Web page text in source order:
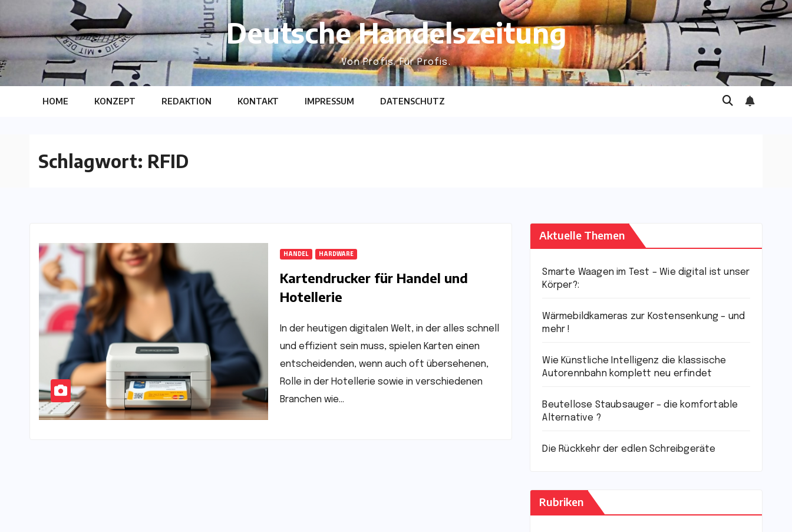
to
content
Deutsche Handelszeitung
Von Profis. Für Profis.
HOME KONZEPT REDAKTION KONTAKT IMPRESSUM DATENSCHUTZ
Schlagwort: RFID
HANDEL HARDWARE
Kartendrucker für Handel und
Hotellerie
In der heutigen digitalen Welt, in der alles schnell
und effizient sein muss, spielen Karten einen
entscheidenden, wenn auch oft übersehenen,
Rolle in der Hotellerie sowie in verschiedenen
Branchen wie…
Aktuelle Themen
Smarte Waagen im Test – Wie digital ist unser
Körper?:
Wärmebildkameras zur Kostensenkung – und
mehr !
Wie Künstliche Intelligenz die klassische
Autorennbahn komplett neu erfindet
Beutellose Staubsauger – die komfortable
Alternative ?
Die Rückkehr der edlen Schreibgeräte
Rubriken